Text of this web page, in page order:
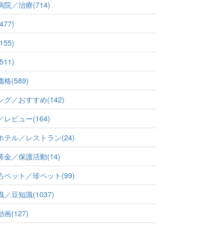
院／治療(714)
格(589)
グ／おすすめ(142)
レビュー(164)
テル／レストラン(24)
金／保護活動(14)
ペット／珍ペット(99)
／豆知識(1037)
画(127)